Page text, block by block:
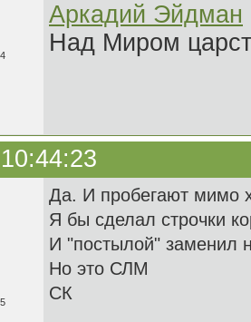
Аркадий Эйдман
Над Миром
Да. И пробегают мимо
Я бы сделал строчки
И "постылой" заменил
Но это СЛМ
СК